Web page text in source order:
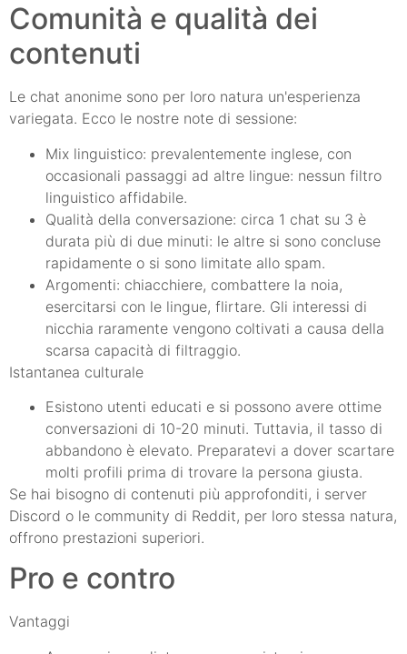
Comunità e qualità dei
contenuti
Le chat anonime sono per loro natura un'esperienza
variegata. Ecco le nostre note di sessione:
Mix linguistico: prevalentemente inglese, con
occasionali passaggi ad altre lingue: nessun filtro
linguistico affidabile.
Qualità della conversazione: circa 1 chat su 3 è
durata più di due minuti: le altre si sono concluse
rapidamente o si sono limitate allo spam.
Argomenti: chiacchiere, combattere la noia,
esercitarsi con le lingue, flirtare. Gli interessi di
nicchia raramente vengono coltivati a causa della
scarsa capacità di filtraggio.
Istantanea culturale
Esistono utenti educati e si possono avere ottime
conversazioni di 10-20 minuti. Tuttavia, il tasso di
abbandono è elevato. Preparatevi a dover scartare
molti profili prima di trovare la persona giusta.
Se hai bisogno di contenuti più approfonditi, i server
Discord o le community di Reddit, per loro stessa natura,
offrono prestazioni superiori.
Pro e contro
Vantaggi